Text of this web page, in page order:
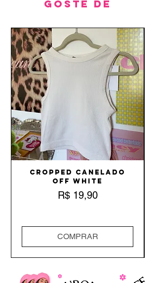
goste de
Cropped Canelado
Off White
Preço
R$ 19,90
COMPRAR